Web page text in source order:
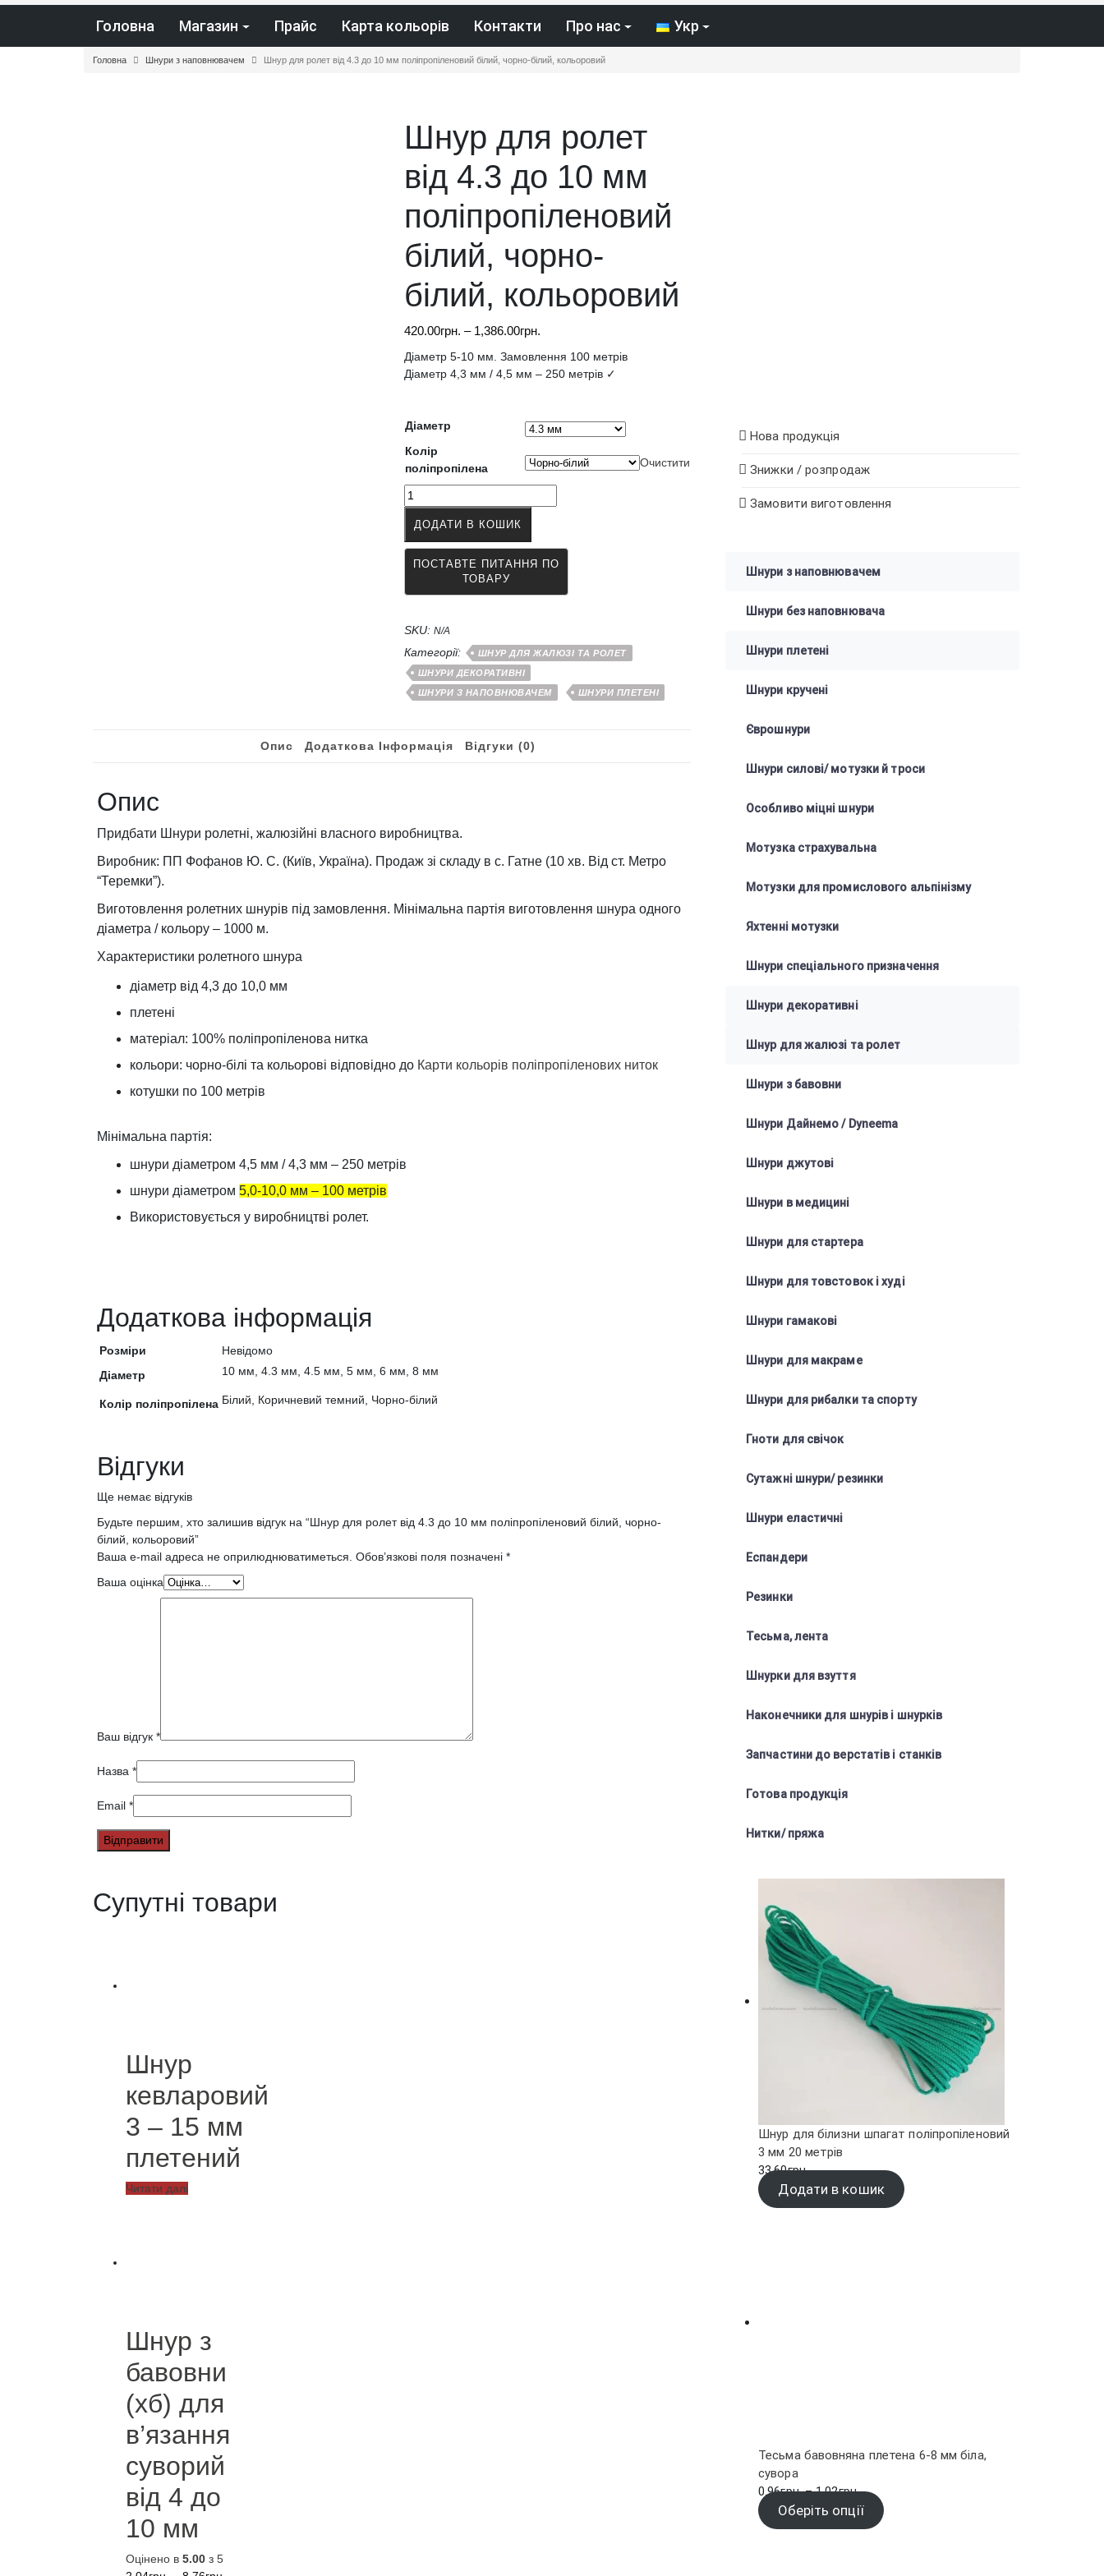
Головна Магазин Прайс Карта кольорів Контакти Про нас Укр
Головна Шнури з наповнювачем Шнур для ролет від 4.3 до 10 мм поліпропіленовий білий, чорно-білий, кольоровий
Шнур для ролет
від 4.3 до 10 мм
поліпропіленовий
білий, чорно-
білий, кольоровий
420.00грн. – 1,386.00грн.
від
1,386.00грн.
Діаметр 5-10 мм. Замовлення 100 метрів
Діаметр 4,3 мм / 4,5 мм – 250 метрів ✓
Діаметр
Колір
поліпропілена
Очистити
Шнур
для
ролет
від
4.3
10
поліпропіленовий
білий,
чорно-
білий,
кольоровий
ДОДАТИ В КОШИК
SKU: N/A
Категорії:
ШНУР ДЛЯ ЖАЛЮЗІ ТА РОЛЕТ
ШНУРИ ДЕКОРАТИВНІ
ШНУРИ З НАПОВНЮВАЧЕМ
ШНУРИ ПЛЕТЕНІ
Опис Додаткова Інформація Відгуки (0)
Опис
Придбати Шнури ролетні, жалюзійні власного виробництва.
Виробник: ПП Фофанов Ю. С. (Київ, Україна). Продаж зі складу в с. Гатне (10 хв. Від ст. Метро
“Теремки”).
Виготовлення ролетних шнурів під замовлення. Мінімальна партія виготовлення шнура одного
діаметра / кольору – 1000 м.
Характеристики ролетного шнура
діаметр від 4,3 до 10,0 мм
плетені
матеріал: 100% поліпропіленова нитка
кольори: чорно-білі та кольорові відповідно до Карти кольорів поліпропіленових ниток
котушки по 100 метрів
Мінімальна партія:
шнури діаметром 4,5 мм / 4,3 мм – 250 метрів
шнури діаметром 5,0-10,0 мм – 100 метрів
Використовується у виробництві ролет.
Додаткова інформація
Розміри
Невідомо
Діаметр
10 мм, 4.3 мм, 4.5 мм, 5 мм, 6 мм, 8 мм
Колір поліпропілена Білий, Коричневий темний, Чорно-білий
Відгуки
Ще немає відгуків
Будьте першим, хто залишив відгук на “Шнур для ролет від 4.3 до 10 мм поліпропіленовий білий, чорно-
білий, кольоровий”
Ваша e-mail адреса не оприлюднюватиметься. Обов’язкові поля позначені *
Ваша оцінка
Ваш відгук *
Назва *
Email *
Супутні товари
Шнур
кевларовий
3 – 15 мм
плетений
Читати далі
Шнур з
бавовни
(хб) для
в’язання
суворий
від 4 до
10 мм
Оцінено в 5.00 з 5
Нова продукція
Знижки / розпродаж
Замовити виготовлення
Шнури з наповнювачем
Шнури без наповнювача
Шнури плетені
Шнури кручені
Єврошнури
Шнури силові/ мотузки й троси
Особливо міцні шнури
Мотузка страхувальна
Мотузки для промислового альпінізму
Яхтенні мотузки
Шнури спеціального призначення
Шнури декоративні
Шнур для жалюзі та ролет
Шнури з бавовни
Шнури Дайнемо / Dyneema
Шнури джутові
Шнури в медицині
Шнури для стартера
Шнури для товстовок і худі
Шнури гамакові
Шнури для макраме
Шнури для рибалки та спорту
Гноти для свічок
Сутажні шнури/ резинки
Шнури еластичні
Еспандери
Резинки
Тесьма, лента
Шнурки для взуття
Наконечники для шнурів і шнурків
Запчастини до верстатів і станків
Готова продукція
Нитки/ пряжа
Шнур для білизни шпагат поліпропіленовий
3 мм 20 метрів
33.60грн.
Додати в кошик
Тесьма бавовняна плетена 6-8 мм біла,
сувора
0.96грн. – 1.02грн.Діапазон
цін:
від
Оберіть опції